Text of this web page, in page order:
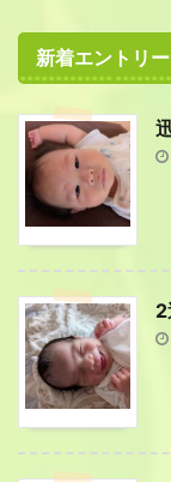
新着エントリー
2